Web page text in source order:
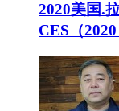
2020美国.
CES（2020